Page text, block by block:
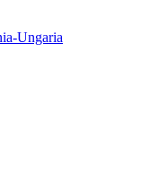
Ungaria